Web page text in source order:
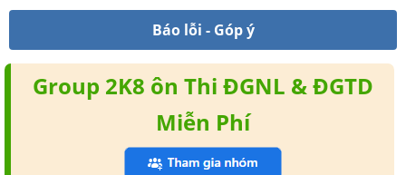
Báo lỗi - Góp ý
Group 2K8 ôn Thi ĐGNL & ĐGTD
Miễn Phí